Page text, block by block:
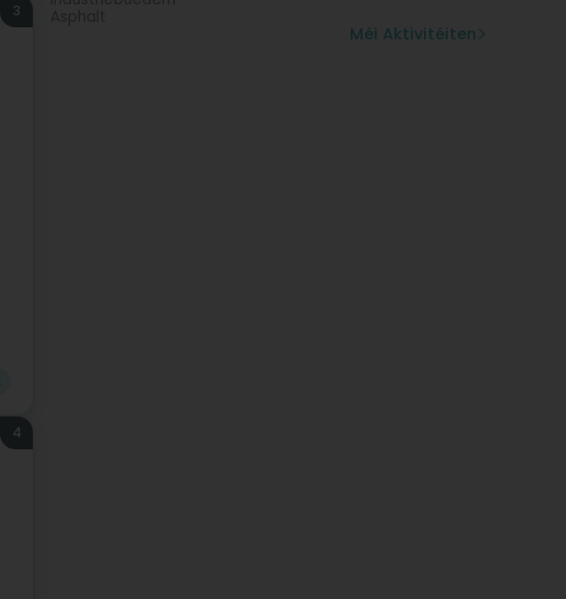
3
4
Méi Aktivitéiten